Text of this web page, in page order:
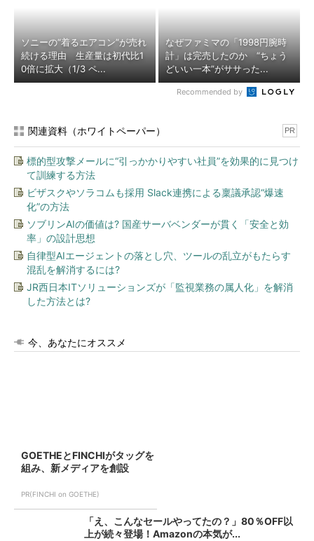
ソニーの“着るエアコン”が売れ
続ける理由 生産量は初代比1
0倍に拡大（1/3 ペ...
なぜファミマの「1998円腕時
計」は完売したのか “ちょう
どいい一本”がササった...
Recommended by
関連資料（ホワイトペーパー） PR
標的型攻撃メールに“引っかかりやすい社員”を効果的に見つけ
て訓練する方法
ビザスクやソラコムも採用 Slack連携による稟議承認“爆速
化”の方法
ソブリンAIの価値は? 国産サーバベンダーが貫く「安全と効
率」の設計思想
自律型AIエージェントの落とし穴、ツールの乱立がもたらす
混乱を解消するには?
JR西日本ITソリューションズが「監視業務の属人化」を解消
した方法とは?
今、あなたにオススメ
GOETHEとFINCHIがタッグを
組み、新メディアを創設
PR(FINCHI on GOETHE)
「え、こんなセールやってたの？」80％OFF以
上が続々登場！Amazonの本気が...